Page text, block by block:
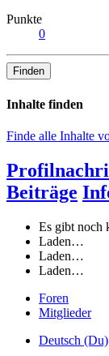
Punkte
0
Finden
Inhalte finden
Finde alle Inhalte
Beiträge
Es gibt noch
Laden…
Laden…
Laden…
Foren
Mitglieder
Deutsch (Du)